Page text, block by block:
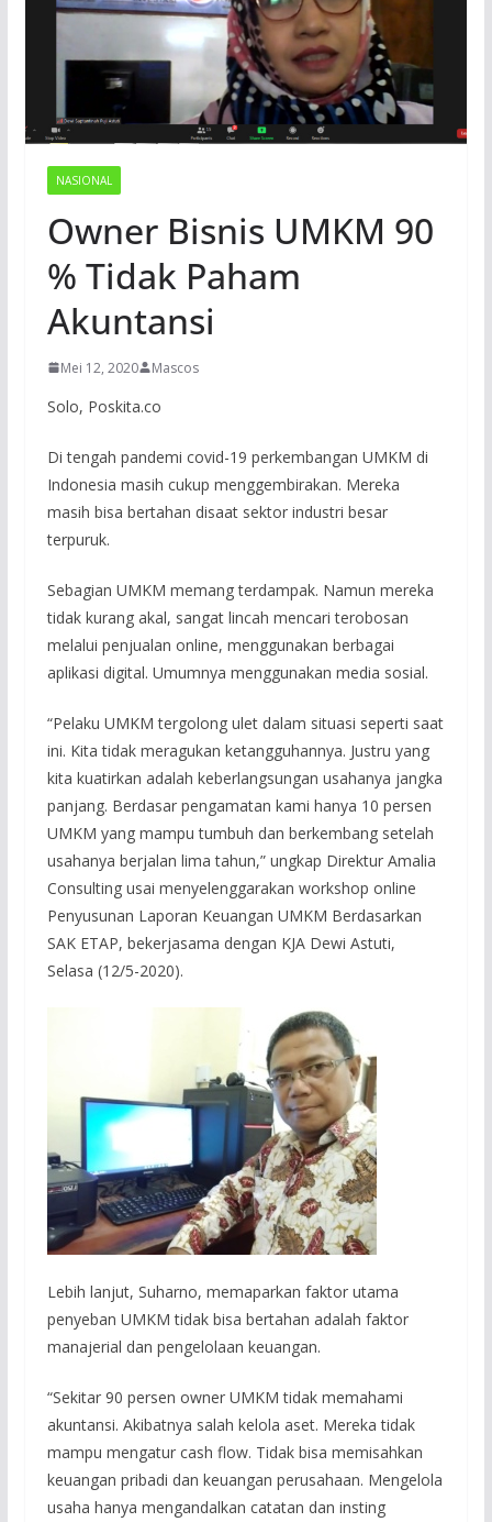
NASIONAL
Owner Bisnis UMKM 90
% Tidak Paham
Akuntansi
Mei 12, 2020 Mascos
Solo, Poskita.co
Di tengah pandemi covid-19 perkembangan UMKM di
Indonesia masih cukup menggembirakan. Mereka
masih bisa bertahan disaat sektor industri besar
terpuruk.
Sebagian UMKM memang terdampak. Namun mereka
tidak kurang akal, sangat lincah mencari terobosan
melalui penjualan online, menggunakan berbagai
aplikasi digital. Umumnya menggunakan media sosial.
“Pelaku UMKM tergolong ulet dalam situasi seperti saat
ini. Kita tidak meragukan ketangguhannya. Justru yang
kita kuatirkan adalah keberlangsungan usahanya jangka
panjang. Berdasar pengamatan kami hanya 10 persen
UMKM yang mampu tumbuh dan berkembang setelah
usahanya berjalan lima tahun,” ungkap Direktur Amalia
Consulting usai menyelenggarakan workshop online
Penyusunan Laporan Keuangan UMKM Berdasarkan
SAK ETAP, bekerjasama dengan KJA Dewi Astuti,
Selasa (12/5-2020).
Lebih lanjut, Suharno, memaparkan faktor utama
penyeban UMKM tidak bisa bertahan adalah faktor
manajerial dan pengelolaan keuangan.
“Sekitar 90 persen owner UMKM tidak memahami
akuntansi. Akibatnya salah kelola aset. Mereka tidak
mampu mengatur cash flow. Tidak bisa memisahkan
keuangan pribadi dan keuangan perusahaan. Mengelola
usaha hanya mengandalkan catatan dan insting